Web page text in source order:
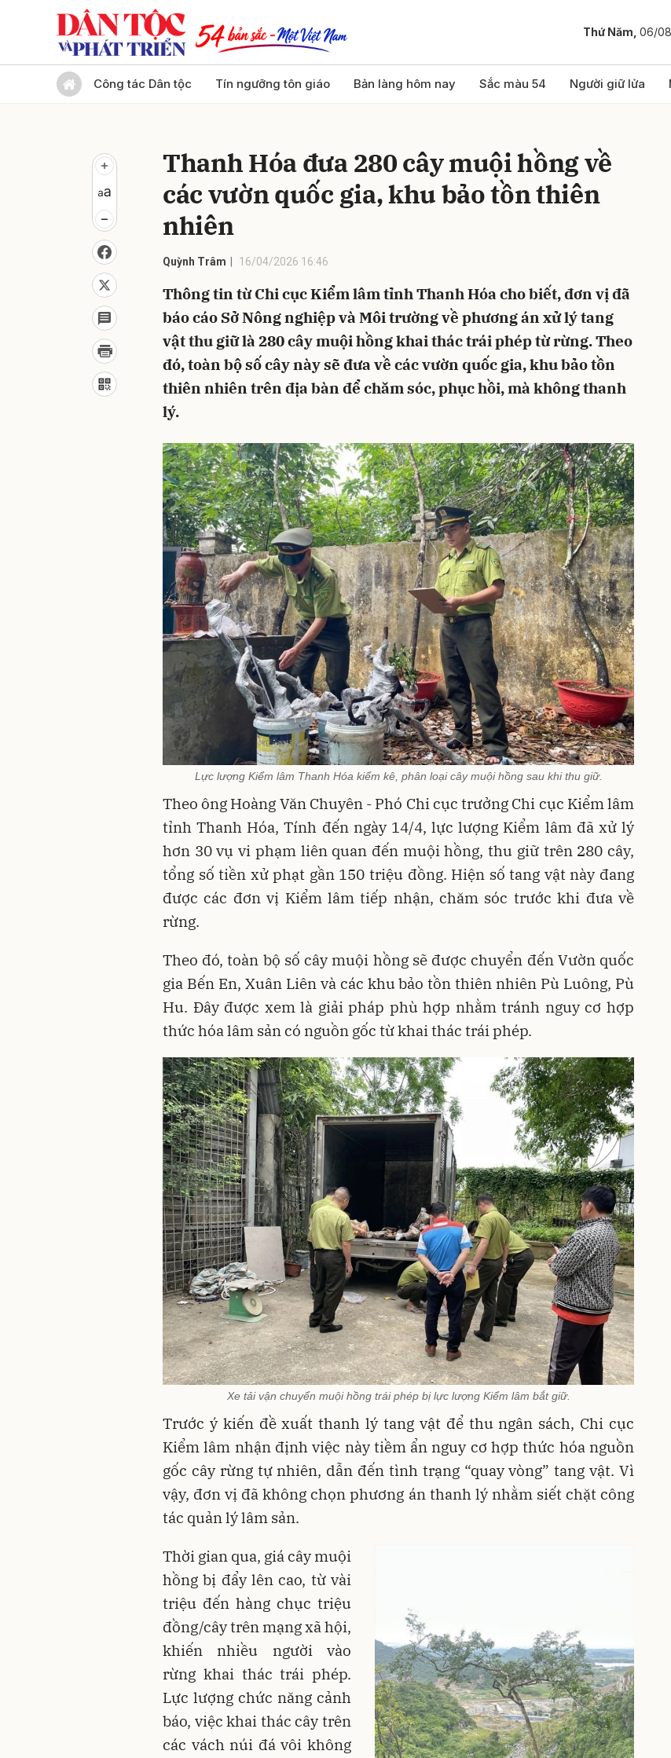
Thứ Năm, 06/
Công tác Dân tộc Tín ngưỡng tôn giáo Bản làng hôm nay Sắc màu 54 Người giữ lửa
Thanh Hóa đưa 280 cây muội hồng về
các vườn quốc gia, khu bảo tồn thiên
nhiên
Quỳnh Trâm 16/04/2026 16:46
Thông tin từ Chi cục Kiểm lâm tỉnh Thanh Hóa cho biết, đơn vị đã
báo cáo Sở Nông nghiệp và Môi trường về phương án xử lý tang
vật thu giữ là 280 cây muội hồng khai thác trái phép từ rừng. Theo
đó, toàn bộ số cây này sẽ đưa về các vườn quốc gia, khu bảo tồn
thiên nhiên trên địa bàn để chăm sóc, phục hồi, mà không thanh
lý.
Lực lượng Kiểm lâm Thanh Hóa kiểm kê, phân loại cây muội hồng sau khi thu giữ.
Theo ông Hoàng Văn Chuyên - Phó Chi cục trưởng Chi cục Kiểm lâm
tỉnh Thanh Hóa, Tính đến ngày 14/4, lực lượng Kiểm lâm đã xử lý
hơn 30 vụ vi phạm liên quan đến muội hồng, thu giữ trên 280 cây,
tổng số tiền xử phạt gần 150 triệu đồng. Hiện số tang vật này đang
được các đơn vị Kiểm lâm tiếp nhận, chăm sóc trước khi đưa về
rừng.
Theo đó, toàn bộ số cây muội hồng sẽ được chuyển đến Vườn quốc
gia Bến En, Xuân Liên và các khu bảo tồn thiên nhiên Pù Luông, Pù
Hu. Đây được xem là giải pháp phù hợp nhằm tránh nguy cơ hợp
thức hóa lâm sản có nguồn gốc từ khai thác trái phép.
Xe tải vận chuyển muội hồng trái phép bị lực lượng Kiểm lâm bắt giữ.
Trước ý kiến đề xuất thanh lý tang vật để thu ngân sách, Chi cục
Kiểm lâm nhận định việc này tiềm ẩn nguy cơ hợp thức hóa nguồn
gốc cây rừng tự nhiên, dẫn đến tình trạng “quay vòng” tang vật. Vì
vậy, đơn vị đã không chọn phương án thanh lý nhằm siết chặt công
tác quản lý lâm sản.
Thời gian qua, giá cây muội
hồng bị đẩy lên cao, từ vài
triệu đến hàng chục triệu
đồng/cây trên mạng xã hội,
khiến nhiều người vào
rừng khai thác trái phép.
Lực lượng chức năng cảnh
báo, việc khai thác cây trên
các vách núi đá vôi không
Gửi bình luận